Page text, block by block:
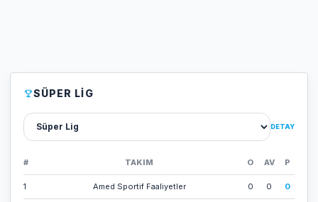
SÜPER LIG
Lig sec DETAY
# TAKIM O AV P
1 Amed Sporti̇f Faali̇yetler 0 0 0